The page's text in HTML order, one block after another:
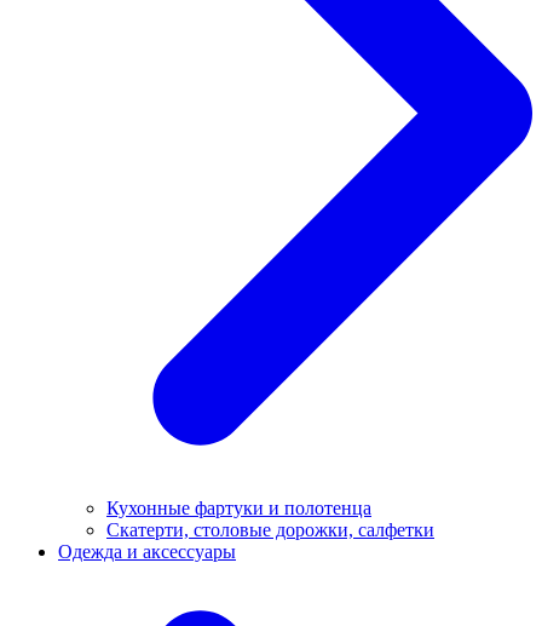
Кухонные фартуки и полотенца
Скатерти, столовые дорожки, салфетки
Одежда и аксессуары